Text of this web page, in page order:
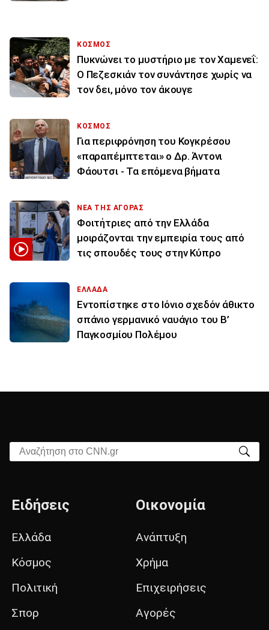
ΚΟΣΜΟΣ
Πυκνώνει το μυστήριο με τον Χαμενεΐ:
Ο Πεζεσκιάν τον συνάντησε χωρίς να
τον δει, μόνο τον άκουγε
ΚΟΣΜΟΣ
Για περιφρόνηση του Κογκρέσου
«παραπέμπτεται» ο Δρ. Άντονι
Φάουτσι - Τα επόμενα βήματα
ΝΕΑ ΤΗΣ ΑΓΟΡΑΣ
Φοιτήτριες από την Ελλάδα
μοιράζονται την εμπειρία τους από
τις σπουδές τους στην Κύπρο
ΕΛΛΑΔΑ
Εντοπίστηκε στο Ιόνιο σχεδόν άθικτο
σπάνιο γερμανικό ναυάγιο του Β’
Παγκοσμίου Πολέμου
Αναζήτηση στο CNN.gr
Ειδήσεις
Ελλάδα
Κόσμος
Πολιτική
Σπορ
Οικονομία
Ανάπτυξη
Χρήμα
Επιχειρήσεις
Αγορές